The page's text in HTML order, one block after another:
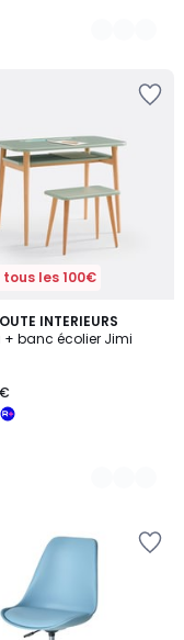
les 100€
INTERIEURS
+ banc écolier Jimi